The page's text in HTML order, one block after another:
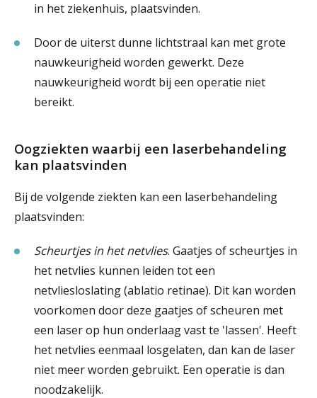
in het ziekenhuis, plaatsvinden.
Door de uiterst dunne lichtstraal kan met grote
nauwkeurigheid worden gewerkt. Deze
nauwkeurigheid wordt bij een operatie niet
bereikt.
Oogziekten waarbij een laserbehandeling
kan plaatsvinden
Bij de volgende ziekten kan een laserbehandeling
plaatsvinden:
Scheurtjes in het netvlies. Gaatjes of scheurtjes in
het netvlies kunnen leiden tot een
netvliesloslating (ablatio retinae). Dit kan worden
voorkomen door deze gaatjes of scheuren met
een laser op hun onderlaag vast te 'lassen'. Heeft
het netvlies eenmaal losgelaten, dan kan de laser
niet meer worden gebruikt. Een operatie is dan
noodzakelijk.